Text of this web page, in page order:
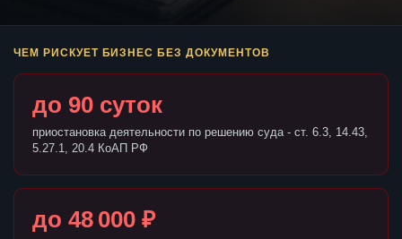
ЧЕМ РИСКУЕТ БИЗНЕС БЕЗ ДОКУМЕНТОВ
до 90 суток
приостановка деятельности по решению суда - ст. 6.3, 14.43,
5.27.1, 20.4 КоАП РФ
до 48 000 ₽